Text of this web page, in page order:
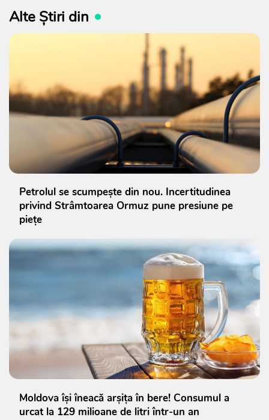
Alte Știri din
Petrolul se scumpește din nou. Incertitudinea
privind Strâmtoarea Ormuz pune presiune pe
piețe
Moldova își îneacă arșița în bere! Consumul a
urcat la 129 milioane de litri într-un an